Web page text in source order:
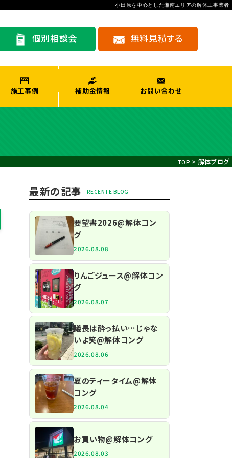
小田原を中心とした湘南エリアの解体工事業者
個別相談会 無料見積する
施工事例 補助金情報 お問い合わせ
TOP > 解体ブログ
最新の記事
要望書2026@解体コン
グ
2026.08.08
りんごジュース@解体コン
グ
2026.08.07
議長は酔っ払い…じゃな
いよ笑@解体コング
2026.08.06
夏のティータイム@解体
コング
2026.08.04
お買い物@解体コング
2026.08.03